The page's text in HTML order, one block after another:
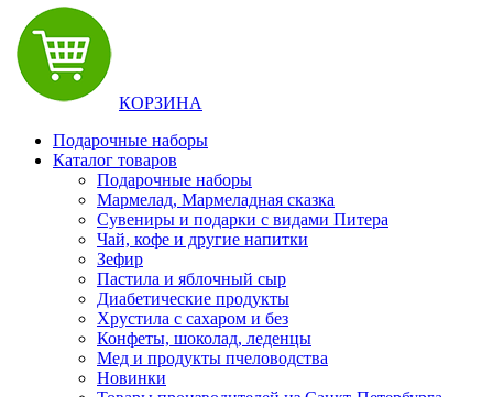
КОРЗИНА
Подарочные наборы
Каталог товаров
Подарочные наборы
Мармелад, Мармеладная сказка
Сувениры и подарки с видами Питера
Чай, кофе и другие напитки
Зефир
Пастила и яблочный сыр
Диабетические продукты
Хрустила с сахаром и без
Конфеты, шоколад, леденцы
Мед и продукты пчеловодства
Новинки